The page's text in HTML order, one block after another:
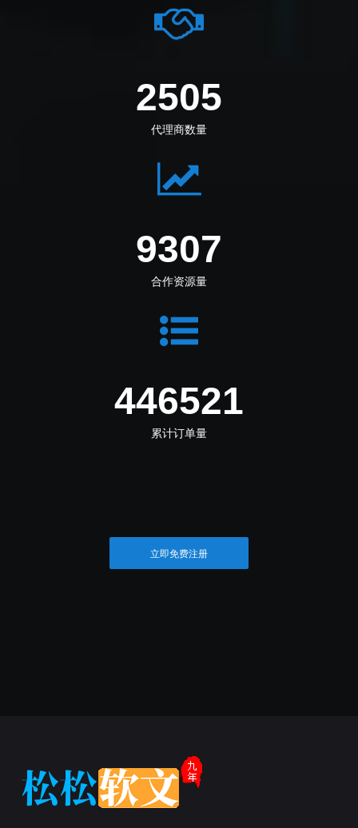
2890
代理商数量
10739
合作资源量
515216
累计订单量
立即免费注册